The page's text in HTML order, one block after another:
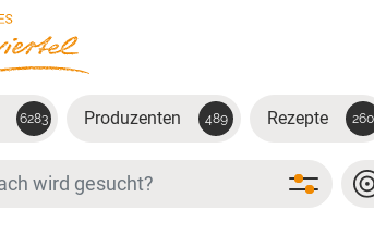
6283 Produzenten 489 Rezepte 260